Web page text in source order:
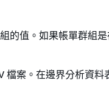
的值。如果帳單群組是
檔案。在邊界分析資料